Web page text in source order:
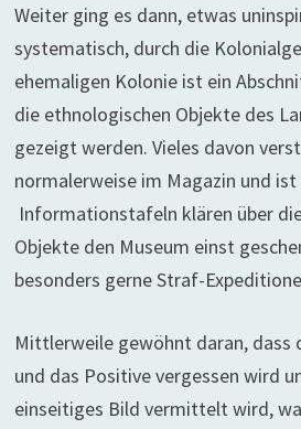
Weiter ging es dann, etwas
systematisch, durch die
ehemaligen Kolonie ist ein
die ethnologischen Objekte des
gezeigt werden. Vieles davon
normalerweise im Magazin und ist
Informationstafeln klären über
Objekte den Museum einst
besonders gerne Straf-
Mittlerweile gewöhnt daran, dass
und das Positive vergessen wird
einseitiges Bild vermittelt wird,